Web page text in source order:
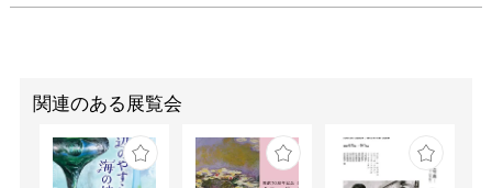
関連のある展覧会